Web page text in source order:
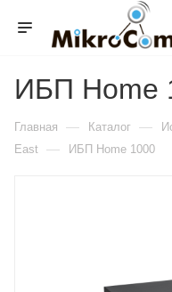
ИБП Home
Главная — Каталог —
East — ИБП Home 1000